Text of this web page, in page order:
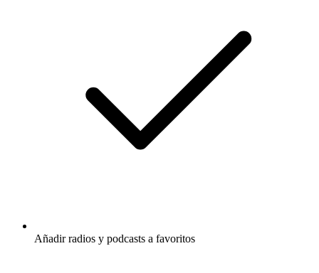
Añadir radios y podcasts a favoritos